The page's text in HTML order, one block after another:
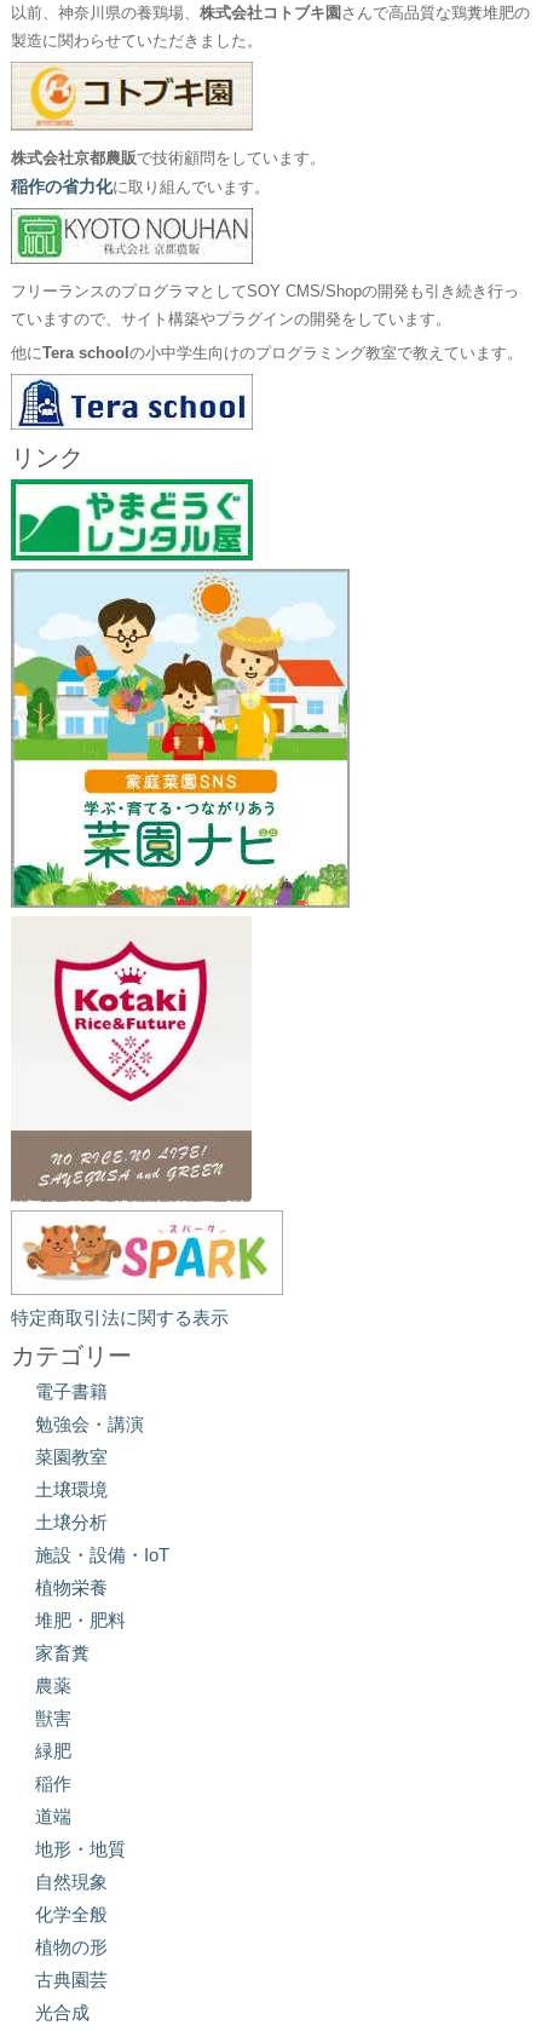
以前、神奈川県の養鶏場、 株式会社コトブキ園 さんで高品質な鶏糞堆肥の
製造に関わらせていただきました。
株式会社京都農販で技術顧問をしています。
稲作の省力化に取り組んでいます。
フリーランスのプログラマとしてSOY CMS/Shopの開発も引き続き行っ
ていますので、サイト構築やプラグインの開発をしています。
他にTera school の小中学生向けのプログラミング教室で教えています。
リンク
特定商取引法に関する表示
カテゴリー
電子書籍
勉強会・講演
菜園教室
土壌環境
土壌分析
施設・設備・IoT
植物栄養
堆肥・肥料
家畜糞
農薬
獣害
緑肥
稲作
道端
地形・地質
自然現象
化学全般
植物の形
古典園芸
光合成